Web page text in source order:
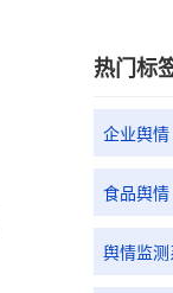
热门标
企业舆情
食品舆情
舆情监测